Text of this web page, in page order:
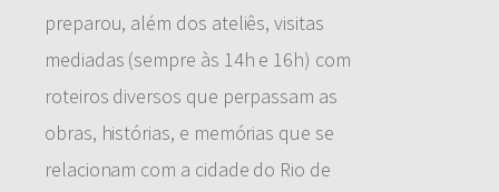
preparou, além dos ateliês, visitas
mediadas (sempre às 14h e 16h) com
roteiros diversos que perpassam as
obras, histórias, e memórias que se
relacionam com a cidade do Rio de